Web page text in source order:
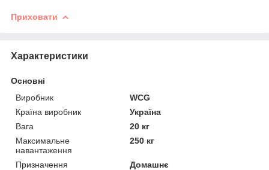
Приховати
Характеристики
Основні
Виробник
WCG
Країна виробник
Україна
Вага
20 кг
Максимальне
навантаження
250 кг
Призначення
Домашнє